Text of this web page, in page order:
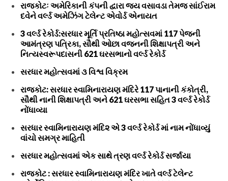
રાજકોટઃ અમેરિકાની કંપની દ્વારા જય વસાવડા તેમજ સાંઈરામ
દવેને વર્લ્ડ અમેઝિંગ ટેલેન્ટ એવોર્ડ એનાયત
3 વર્લ્ડ રેકોર્ડ:સરધાર મૂર્તિ પ્રતિષ્ઠા મહોત્સવમાં 117 પેજની
આમંત્રણ પત્રિકા, સૌથી ઓછા વજનની શિક્ષાપત્રી અને
નિત્યસ્વરૂપદાસની 621 ઘરસભાનો વર્લ્ડ રેકોર્ડ
સરધાર મહોત્સવમાં ૩ વિશ્વ વિક્રમ
રાજકોટ: સરધાર સ્વામિનારાયણ મંદિરે 117 પાનાની કંકોત્રી,
સૌથી નાની શિક્ષાપત્રી અને 621 ઘરસભા સહિત 3 વર્લ્ડ રેકોર્ડ
નોંધાવ્યા
સરધાર સ્વામિનારાયણ મંદિ૨ એ 3 વર્લ્ડ રેકોર્ડ માં નામ નોંધાવ્યું
વાંચો સમગ્ર માહિતી
સરધાર મહોત્સવમાં એક સાથે ત્રણ વર્લ્ડ રેકોર્ડ સર્જાયા
રાજકોટ : સરધાર સ્વામિનારાયણ મંદિર ખાતે વર્લ્ડ ટેલેન્ટ